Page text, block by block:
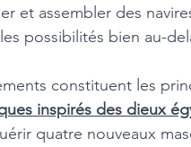
et assembler des
possibilités bien au-
constituent les
inspirés des dieux
quatre nouveaux